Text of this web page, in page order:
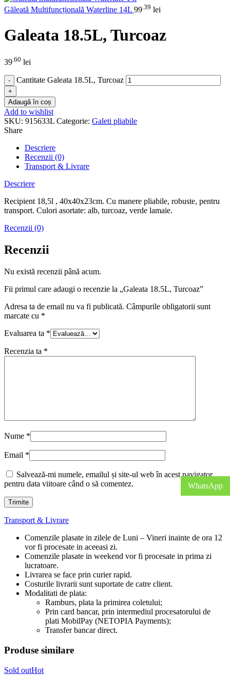
Găleată Multifuncțională Waterline 14L 99 .39 lei
Galeata 18.5L, Turcoaz
39.60 lei
Cantitate Galeata 18.5L, Turcoaz
Adaugă în coș
Add to wishlist
SKU: 915633L Categorie: Galeti pliabile
Share
Descriere
Recenzii (0)
Transport & Livrare
Descriere
Recipient 18,5l , 40x40x23cm. Cu manere pliabile, robuste, pentru
transport. Culori asortate: alb, turcoaz, verde lamaie.
Recenzii (0)
Recenzii
Nu există recenzii până acum.
Fii primul care adaugi o recenzie la „Galeata 18.5L, Turcoaz”
Adresa ta de email nu va fi publicată. Câmpurile obligatorii sunt
marcate cu *
Evaluarea ta *
Recenzia ta *
Nume *
Email *
Salvează-mi numele, emailul și site-ul web în acest navigator
pentru data viitoare când o să comentez.
Transport & Livrare
Comenzile plasate in zilele de Luni – Vineri inainte de ora 12
vor fi procesate in aceeasi zi.
Comenzile plasate in weekend vor fi procesate in prima zi
lucratoare.
Livrarea se face prin curier rapid.
Costurile livrarii sunt suportate de catre client.
Modalitati de plata:
Ramburs, plata la primirea coletului;
Prin card bancar, prin intermediul procesatorului de
plati MobilPay (NETOPIA Payments);
Transfer bancar direct.
Produse similare
Sold outHot
WhatsApp